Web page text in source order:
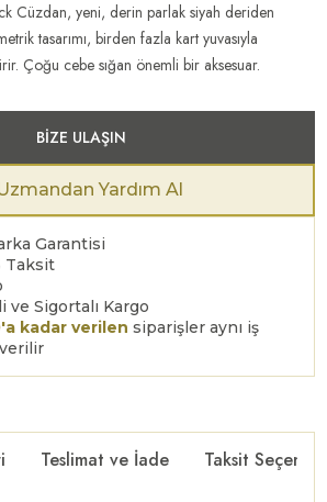
Cüzdan, yeni, derin parlak siyah deriden
tasarımı, birden fazla kart yuvasıyla
Çoğu cebe sığan önemli bir aksesuar.
BIZE ULAŞIN
Yardım Al
Garantisi
Taksit
ve Sigortalı Kargo
kadar verilen siparişler aynı iş
Teslimat ve İade Taksit